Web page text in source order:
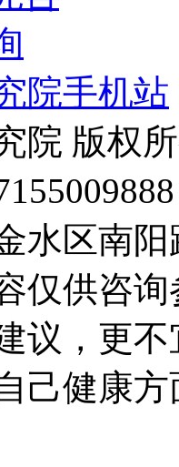
院手机站
院 版权
水区南阳
仅供咨
议，更
己健康